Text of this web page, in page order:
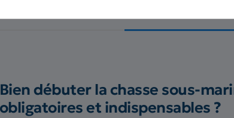
Bien débuter la chasse sous-
obligatoires et indispensables ?